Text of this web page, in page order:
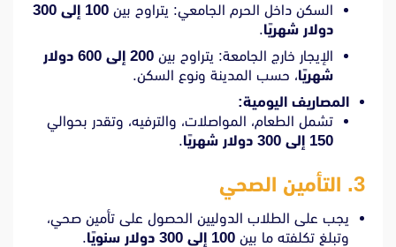
السكن داخل الحرم الجامعي: يتراوح بين
100 إلى 300
دولار شهريًا.
الإيجار خارج الجامعة: يتراوح بين
200 إلى 600 دولار
شهريًا، حسب المدينة ونوع السكن.
المصاريف اليومية:
تشمل الطعام، المواصلات، والترفيه، وتقدر بحوالي
150 إلى 300 دولار شهريًا
.
3. التأمين الصحي
يجب على الطلاب الدوليين الحصول على تأمين صحي،
وتبلغ تكلفته ما بين 100 إلى 300 دولار سنويًا .